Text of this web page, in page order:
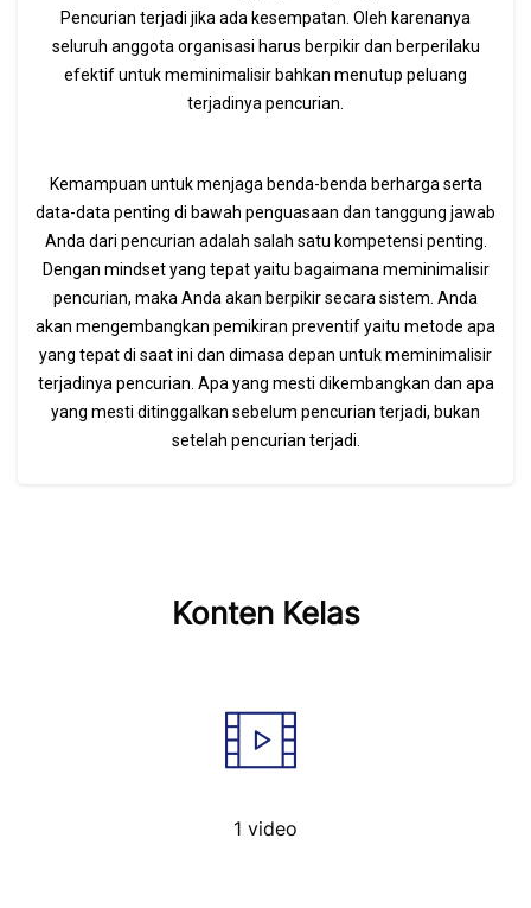
Pencurian terjadi jika ada kesempatan. Oleh karenanya
seluruh anggota organisasi harus berpikir dan berperilaku
efektif untuk meminimalisir bahkan menutup peluang
terjadinya pencurian.
Kemampuan untuk menjaga benda-benda berharga serta
data-data penting di bawah penguasaan dan tanggung jawab
Anda dari pencurian adalah salah satu kompetensi penting.
Dengan mindset yang tepat yaitu bagaimana meminimalisir
pencurian, maka Anda akan berpikir secara sistem. Anda
akan mengembangkan pemikiran preventif yaitu metode apa
yang tepat di saat ini dan dimasa depan untuk meminimalisir
terjadinya pencurian. Apa yang mesti dikembangkan dan apa
yang mesti ditinggalkan sebelum pencurian terjadi, bukan
setelah pencurian terjadi.
Konten Kelas
1 video